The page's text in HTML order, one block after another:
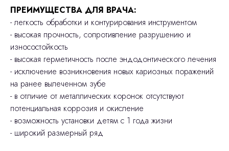
ПРЕИМУЩЕСТВА ДЛЯ ВРАЧА:
- легкость обработки и контурирования инструментом
- высокая прочность, сопротивление разрушению и
износостойкость
- высокая герметичность после эндодонтического лечения
- исключение возникновения новых кариозных поражений
на ранее вылеченном зубе
- в отличие от металлических коронок отсутствуют
потенциальная коррозия и окисление
- возможность установки детям с 1 года жизни
- широкий размерный ряд